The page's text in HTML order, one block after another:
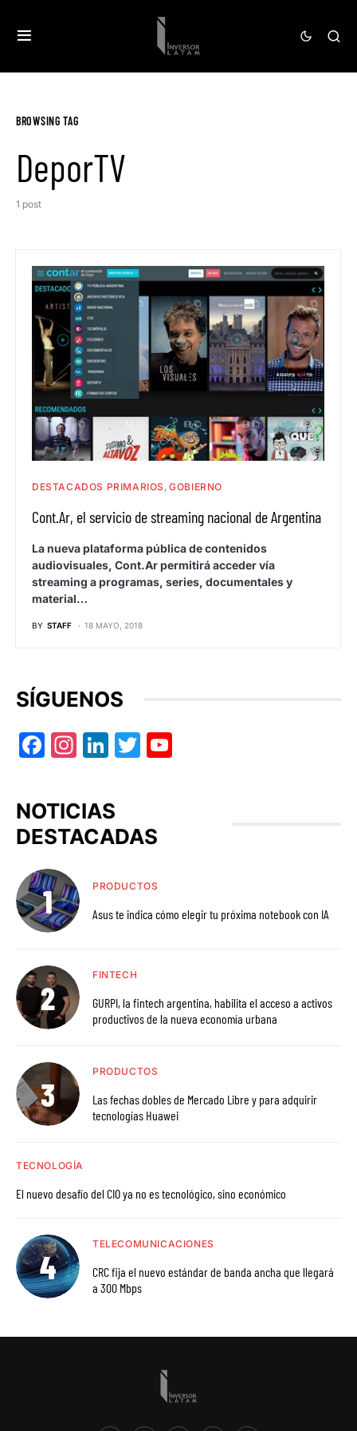
BROWSING TAG
DeporTV
1 post
DESTACADOS PRIMARIOS GOBIERNO
Cont.Ar, el servicio de streaming nacional de Argentina
La nueva plataforma pública de contenidos
audiovisuales, Cont.Ar permitirá acceder vía
streaming a programas, series, documentales y
material…
BY STAFF 18 MAYO, 2018
SÍGUENOS
Facebook
Instagram
LinkedIn
Twitter
NOTICIAS
DESTACADAS
PRODUCTOS
Asus te indica cómo elegir tu próxima notebook con IA
FINTECH
GURPI, la fintech argentina, habilita el acceso a activos
productivos de la nueva economía urbana
PRODUCTOS
Las fechas dobles de Mercado Libre y para adquirir
tecnologías Huawei
TECNOLOGÍA
El nuevo desafío del CIO ya no es tecnológico, sino económico
TELECOMUNICACIONES
CRC fija el nuevo estándar de banda ancha que llegará
a 300 Mbps